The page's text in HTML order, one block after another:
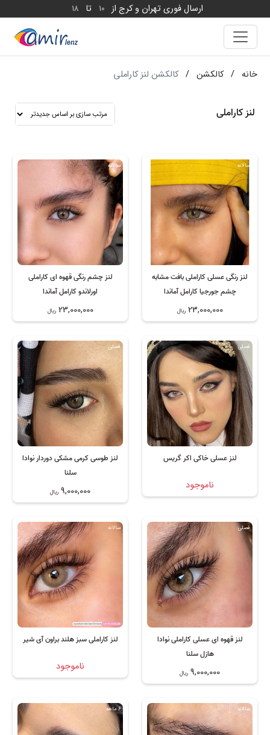
ارسال فوری تهران و کرج از 10 تا 18
خانه / کالکشن / کالکشن لنز کاراملی
لنز کاراملی
لنز رنگی عسلی کاراملی بافت مشابه
چشم جورجیا کارامل آماندا
23,000,000 ریال
سالانه
لنز چشم رنگی قهوه ای کاراملی
اورلاندو کارامل آماندا
23,000,000 ریال
سالانه
لنز عسلی خاکی اکر گریس
ناموجود
فصلی
لنز طوسی کرمی مشکی دوردار نوادا
سلنا
9,000,000 ریال
فصلی
لنز قهوه ای عسلی کاراملی نوادا
هازل سلنا
9,000,000 ریال
فصلی
لنز کاراملی سبز هلند براون آی شیر
ناموجود
سالانه
سالانه 6 ماهه